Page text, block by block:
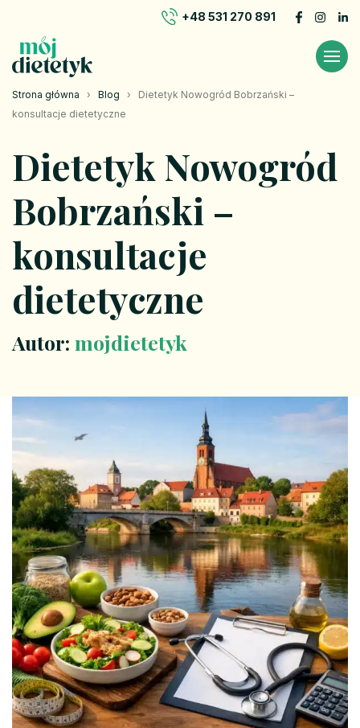
+48 531 270 891
Strona główna › Blog › Dietetyk Nowogród Bobrzański –
konsultacje dietetyczne
Dietetyk Nowogród
Bobrzański –
konsultacje
dietetyczne
Autor: mojdietetyk